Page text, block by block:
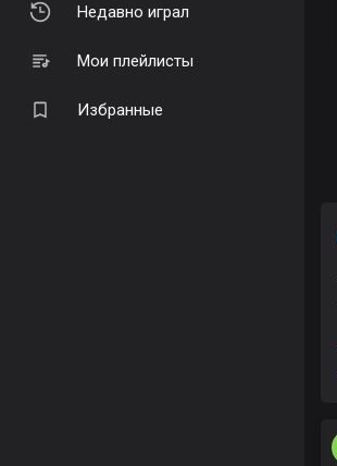
Недавно играл
Мои плейлисты
Избранные